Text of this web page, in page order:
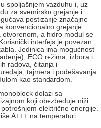
spoljašnjem vazduhu i, uz
za svemirsko grejanje i
postizanje značajne
konvencionalno grejanje.
a hidro modul se
interfejs je povezan
Jedinica ima mogućnost
ECO režima, izbora i
radova, čitanja i
tajmera i podešavanja
kao standardom.
dolazi sa
koji obezbeđuje niži
električne energije.
A+++ na temperaturi